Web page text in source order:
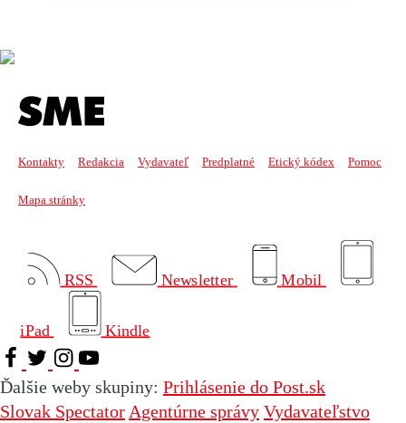
Kontakty Redakcia Vydavateľ Predplatné Etický kódex Pomoc
Mapa stránky
RSS Newsletter Mobil
iPad Kindle
Ďalšie weby skupiny: Prihlásenie do Post.sk
Slovak Spectator Agentúrne správy Vydavateľstvo